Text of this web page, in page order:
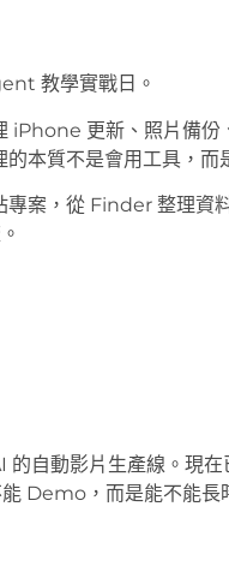
教學實戰日。
iPhone 更新、照片備
本質不是會用工具，而
案，從 Finder 整理資
自動影片生產線。現
Demo，而是能不能長